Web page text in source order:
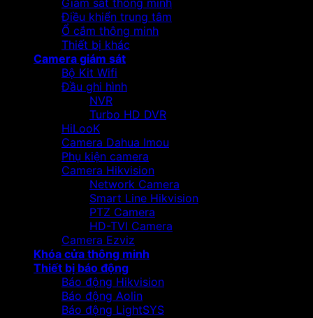
Giám sát thông minh
Điều khiển trung tâm
Ổ cắm thông minh
Thiết bị khác
Camera giám sát
Bộ Kit Wifi
Đầu ghi hình
NVR
Turbo HD DVR
HiLooK
Camera Dahua Imou
Phụ kiện camera
Camera Hikvision
Network Camera
Smart Line Hikvision
PTZ Camera
HD-TVI Camera
Camera Ezviz
Khóa cửa thông minh
Thiết bị báo động
Báo động Hikvision
Báo động Aolin
Báo động LightSYS